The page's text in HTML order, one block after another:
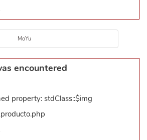
MoYu
encountered
property: stdClass::$img